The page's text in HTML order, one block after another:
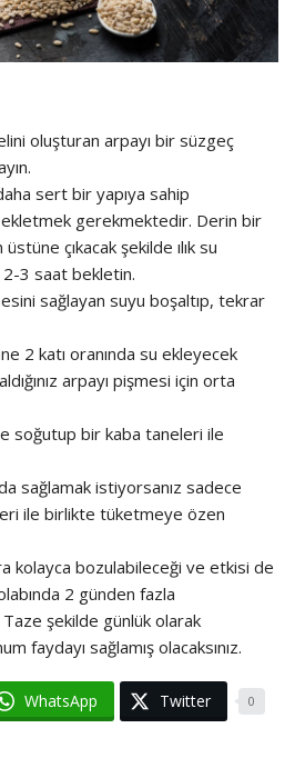
oluşturan arpayı bir süzgeç
sert bir yapıya sahip
gerekmektedir. Derin bir
çıkacak şekilde ılık su
2-3 saat bekletin.
sağlayan suyu boşaltıp, tekrar
2 katı oranında su ekleyecek
arpayı pişmesi için orta
soğutup bir kaba taneleri ile
sağlamak istiyorsanız sadece
ile birlikte tüketmeye özen
kolayca bozulabileceği ve etkisi de
2 günden fazla
şekilde günlük olarak
faydayı sağlamış olacaksınız.
WhatsApp Twitter 0